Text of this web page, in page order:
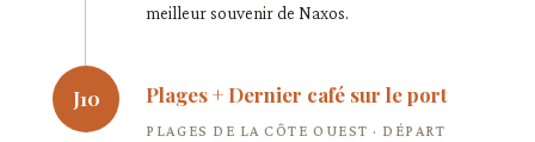
meilleur souvenir de Naxos.
J10 Plages + Dernier café sur le port
PLAGES DE LA CÔTE OUEST · DÉPART